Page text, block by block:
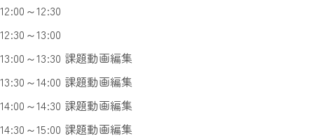
12:00～12:30
12:30～13:00
13:00～13:30 課題動画編集
13:30～14:00 課題動画編集
14:00～14:30 課題動画編集
14:30～15:00 課題動画編集